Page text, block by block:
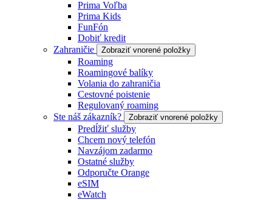
Prima Voľba
Prima Kids
FunFón
Dobiť kredit
Zahraničie
Zobraziť vnorené položky
Roaming
Roamingové balíky
Volania do zahraničia
Cestovné poistenie
Regulovaný roaming
Ste náš zákazník?
Zobraziť vnorené položky
Predĺžiť služby
Chcem nový telefón
Navzájom zadarmo
Ostatné služby
Odporučte Orange
eSIM
eWatch